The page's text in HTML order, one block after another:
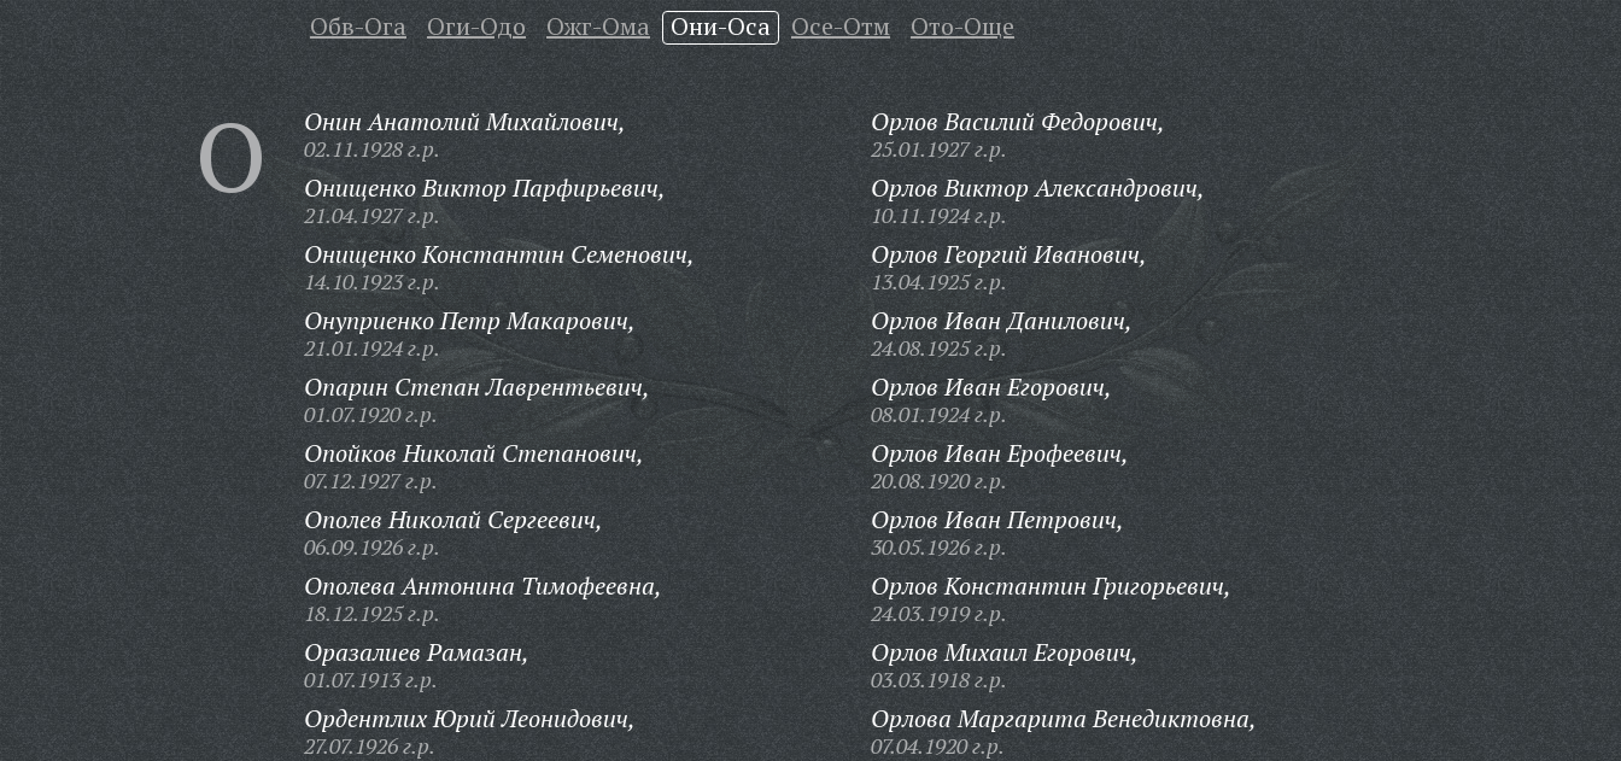
Обв-Ога Оги-Одо Ожг-Ома Они-Оса Осе-Отм Ото-Още
О Онин Анатолий Михайлович,
02.11.1928 г.р.
Онищенко Виктор Парфирьевич,
21.04.1927 г.р.
Онищенко Константин Семенович,
14.10.1923 г.р.
Онуприенко Петр Макарович,
21.01.1924 г.р.
Опарин Степан Лаврентьевич,
01.07.1920 г.р.
Опойков Николай Степанович,
07.12.1927 г.р.
Ополев Николай Сергеевич,
06.09.1926 г.р.
Ополева Антонина Тимофеевна,
18.12.1925 г.р.
Оразалиев Рамазан,
01.07.1913 г.р.
Ордентлих Юрий Леонидович,
27.07.1926 г.р.
Орлов Василий Федорович,
25.01.1927 г.р.
Орлов Виктор Александрович,
10.11.1924 г.р.
Орлов Георгий Иванович,
13.04.1925 г.р.
Орлов Иван Данилович,
24.08.1925 г.р.
Орлов Иван Егорович,
08.01.1924 г.р.
Орлов Иван Ерофеевич,
20.08.1920 г.р.
Орлов Иван Петрович,
30.05.1926 г.р.
Орлов Константин Григорьевич,
24.03.1919 г.р.
Орлов Михаил Егорович,
03.03.1918 г.р.
Орлова Маргарита Венедиктовна,
07.04.1920 г.р.